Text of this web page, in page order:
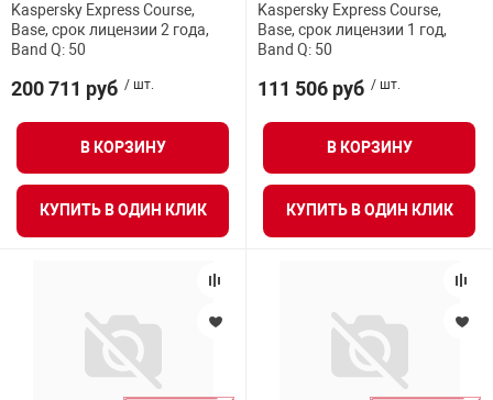
Kaspersky Express Course,
Base, срок лицензии 2 года,
Band Q: 50
200 711 руб / шт.
В КОРЗИНУ
КУПИТЬ В ОДИН КЛИК
Kaspersky Express Course,
Base, срок лицензии 1 год,
Band Q: 50
111 506 руб / шт.
В КОРЗИНУ
КУПИТЬ В ОДИН КЛИК